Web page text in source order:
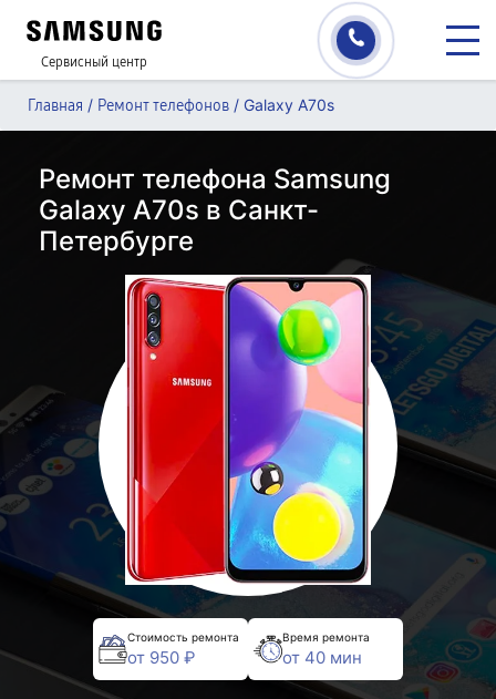
Сервисный центр
Главная / Ремонт телефонов / Galaxy A70s
Ремонт телефона Samsung
Galaxy A70s в Санкт-
Петербурге
Стоимость ремонта
от 950 ₽
Время ремонта
от 40 мин